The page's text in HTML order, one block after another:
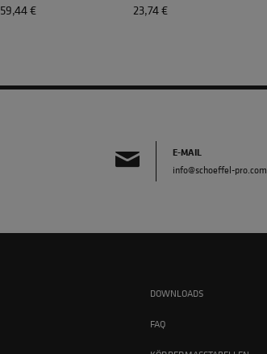
59,44 €
23,74 €
E-MAIL
info@schoeffel-pro.com
DOWNLOADS
FAQ